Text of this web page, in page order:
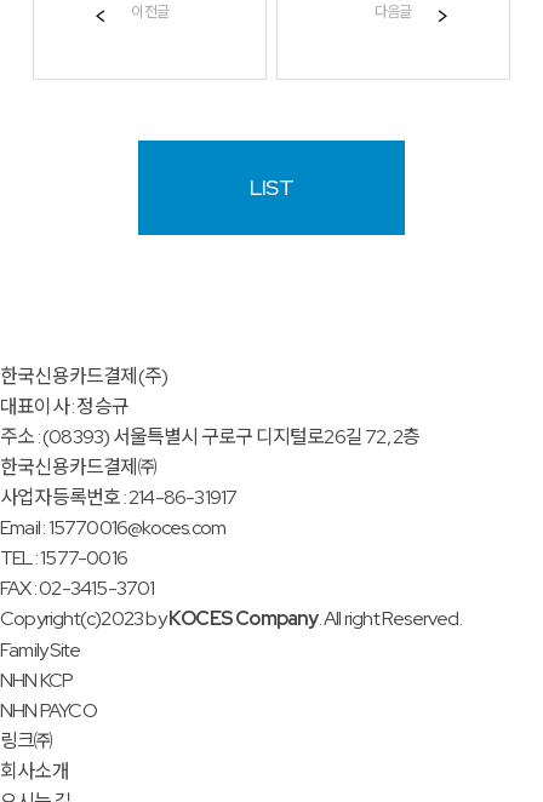
이전글 다음글
LIST
한국신용카드결제(주)
대표이사 : 정승규
주소 : (08393) 서울특별시 구로구 디지털로26길 72, 2층
한국신용카드결제㈜
사업자등록번호 : 214-86-31917
Email : 15770016@koces.com
TEL : 1577-0016
FAX : 02-3415-3701
Copyright(c)2023 byKOCES Company. All right Reserved.
Family Site
NHN KCP
NHN PAYCO
링크㈜
회사소개